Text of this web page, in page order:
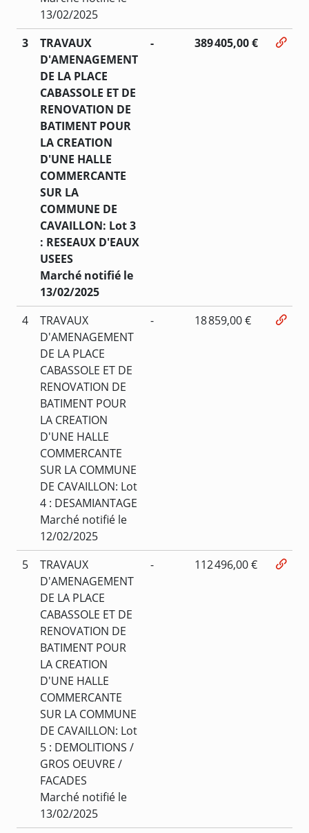
13/02/2025
3
TRAVAUX
D'AMENAGEMENT
DE LA PLACE
CABASSOLE ET DE
RENOVATION DE
BATIMENT POUR
LA CREATION
D'UNE HALLE
COMMERCANTE
SUR LA
COMMUNE DE
CAVAILLON: Lot 3
: RESEAUX D'EAUX
USEES
Marché notifié le
13/02/2025
- 389 405,00 €
4
TRAVAUX
D'AMENAGEMENT
DE LA PLACE
CABASSOLE ET DE
RENOVATION DE
BATIMENT POUR
LA CREATION
D'UNE HALLE
COMMERCANTE
SUR LA COMMUNE
DE CAVAILLON: Lot
4 : DESAMIANTAGE
Marché notifié le
12/02/2025
- 18 859,00 €
5
TRAVAUX
D'AMENAGEMENT
DE LA PLACE
CABASSOLE ET DE
RENOVATION DE
BATIMENT POUR
LA CREATION
D'UNE HALLE
COMMERCANTE
SUR LA COMMUNE
DE CAVAILLON: Lot
5 : DEMOLITIONS /
GROS OEUVRE /
FACADES
Marché notifié le
13/02/2025
- 112 496,00 €